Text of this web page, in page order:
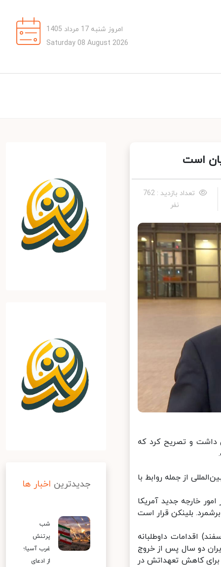
امروز شنبه 17 مرداد 1405
Saturday 08 August 2026
است
تعداد بازدید : 762
نفر
داشت و تصریح کرد که
از جمله روابط با
خارجه جدید آمریکا
بلینکن قرار است
اقدامات داوطلبانه
دو سال پس از خروج
کاهش تعهداتش در
جدیدترین اخبار ها
شب
پرتنش
غرب آسیا؛
از ادعای